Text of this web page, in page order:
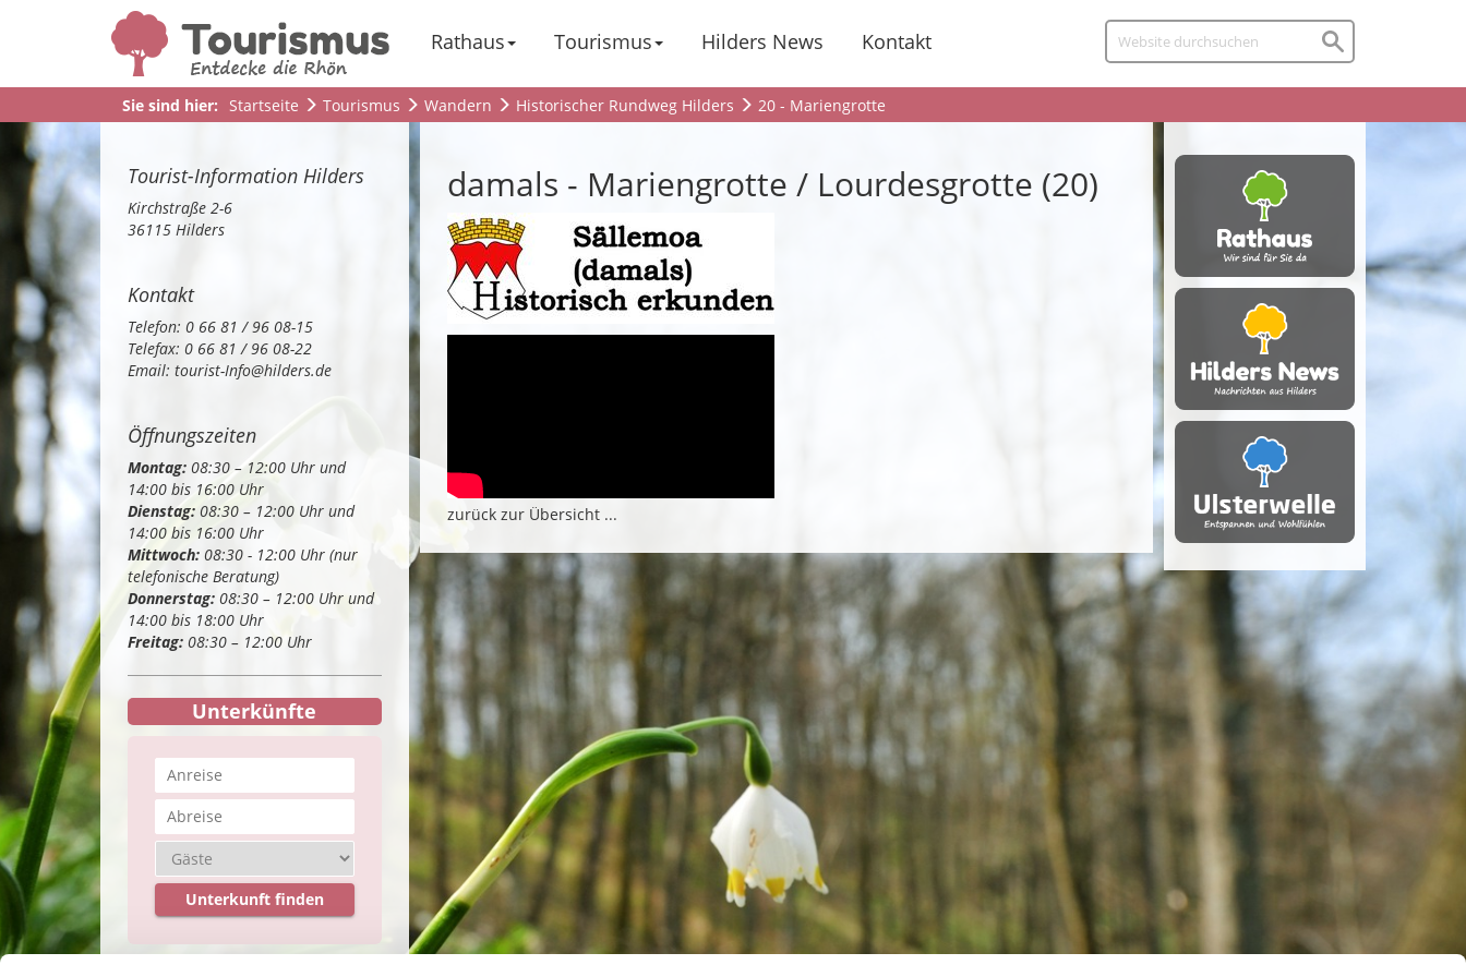
Rathaus Tourismus Hilders News Kontakt
Sie sind hier: Startseite Tourismus Wandern Historischer Rundweg Hilders 20 - Mariengrotte
Tourist-Information Hilders
Kirchstraße 2-6
36115 Hilders
Kontakt
Telefon: 0 66 81 / 96 08-15
Telefax: 0 66 81 / 96 08-22
Email: tourist-Info@hilders.de
Öffnungszeiten
Montag: 08:30 – 12:00 Uhr und
14:00 bis 16:00 Uhr
Dienstag: 08:30 – 12:00 Uhr und
14:00 bis 16:00 Uhr
Mittwoch: 08:30 - 12:00 Uhr (nur
telefonische Beratung)
Donnerstag: 08:30 – 12:00 Uhr und
14:00 bis 18:00 Uhr
Freitag: 08:30 – 12:00 Uhr
Unterkünfte
damals - Mariengrotte / Lourdesgrotte (20)
zurück zur Übersicht ...